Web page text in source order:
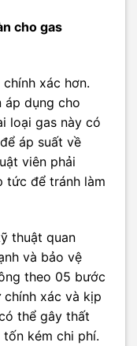
cho gas
xác hơn.
áp dụng cho
loại gas này có
áp suất về
viên phải
tức để tránh làm
thuật quan
và bảo vệ
theo 05 bước
chính xác và kịp
thể gây thất
kém chi phí.